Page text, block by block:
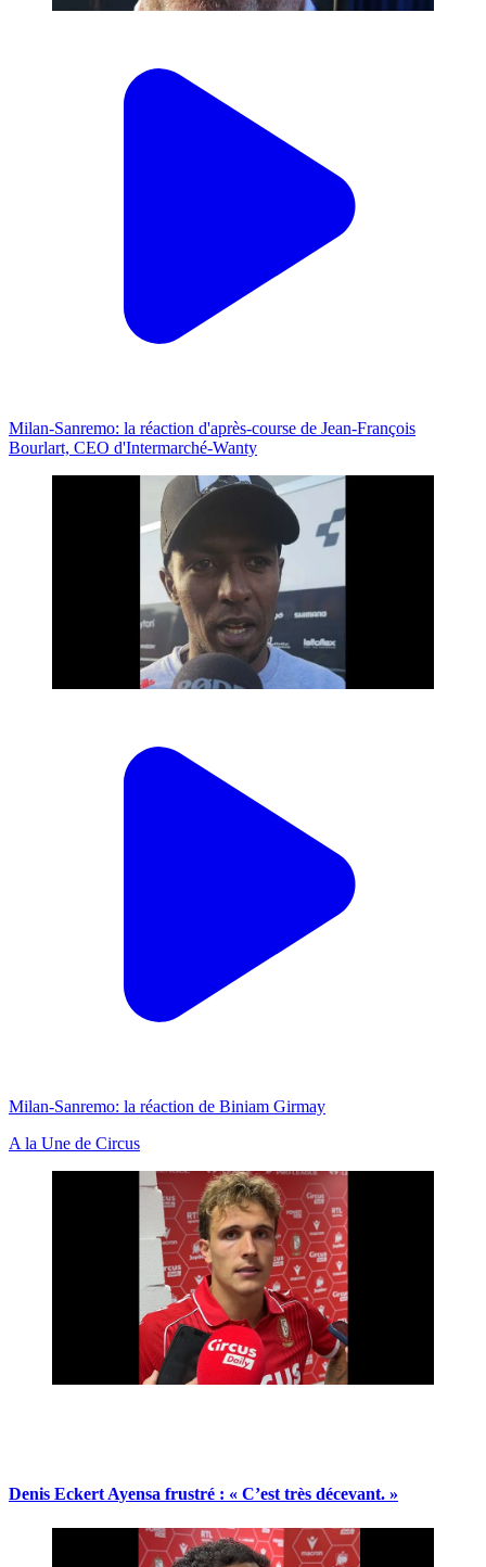
Milan-Sanremo: la réaction d'après-course de Jean-François
Bourlart, CEO d'Intermarché-Wanty
Milan-Sanremo: la réaction de Biniam Girmay
A la Une de Circus
Denis Eckert Ayensa frustré : « C’est très décevant. »